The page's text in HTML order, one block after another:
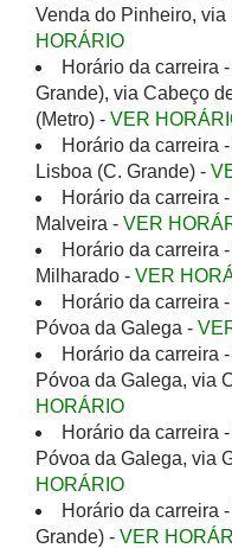
Venda do Pinheiro, via
HORÁRIO
Horário da carreira
Grande), via Cabeço
(Metro) - VER
Horário da carreira
Lisboa (C. Grande) -
Horário da carreira
Malveira - VER
Horário da carreira
Milharado - VER
Horário da carreira
Póvoa da Galega -
Horário da carreira
Póvoa da Galega, via
HORÁRIO
Horário da carreira
Póvoa da Galega, via
HORÁRIO
Horário da carreira
Grande) - VER